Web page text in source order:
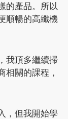
的產品。所以
順暢的高纖機
我頂多繼續掃
相關的課程，
，但我開始學